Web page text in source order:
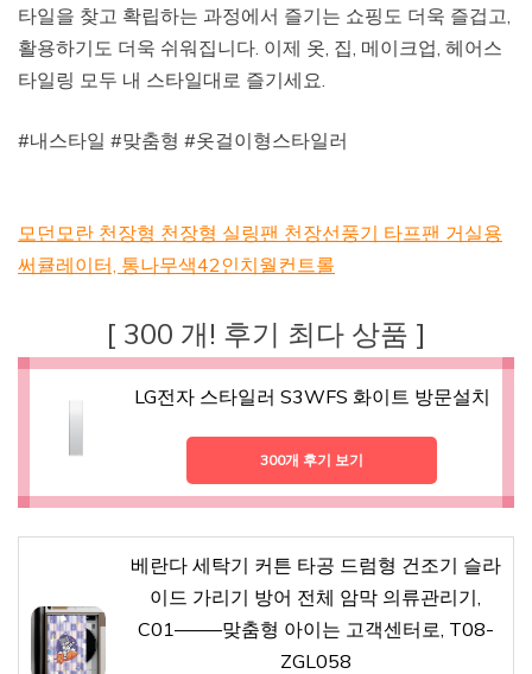
타일을 찾고 확립하는 과정에서 즐기는 쇼핑도 더욱 즐겁고,
활용하기도 더욱 쉬워집니다. 이제 옷, 집, 메이크업, 헤어스
타일링 모두 내 스타일대로 즐기세요.
#내스타일 #맞춤형 #옷걸이형스타일러
모던모란 천장형 천장형 실링팬 천장선풍기 타프팬 거실용
써큘레이터, 통나무색42인치월컨트롤
[ 300 개! 후기 최다 상품 ]
LG전자 스타일러 S3WFS 화이트 방문설치
300개 후기 보기
베란다 세탁기 커튼 타공 드럼형 건조기 슬라
이드 가리기 방어 전체 암막 의류관리기,
C01——–맞춤형 아이는 고객센터로, T08-
ZGL058